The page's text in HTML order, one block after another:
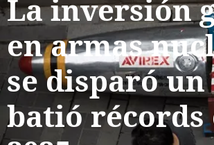
La inversión
en armas
se disparó un
batió récords